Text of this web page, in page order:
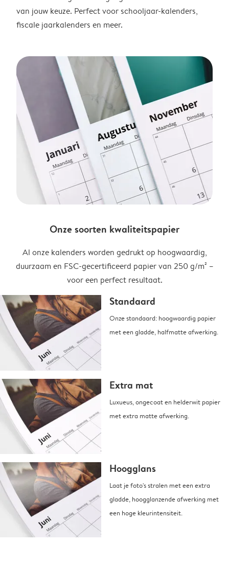
van jouw keuze. Perfect voor schooljaar-kalenders,
fiscale jaarkalenders en meer.
Onze soorten kwaliteitspapier
Al onze kalenders worden gedrukt op hoogwaardig,
duurzaam en FSC-gecertificeerd papier van 250 g/m² –
voor een perfect resultaat.
Standaard
Onze standaard: hoogwaardig papier
met een gladde, halfmatte afwerking.
Extra mat
Luxueus, ongecoat en helderwit papier
met extra matte afwerking.
Hoogglans
Laat je foto's stralen met een extra
gladde, hoogglanzende afwerking met
een hoge kleurintensiteit.